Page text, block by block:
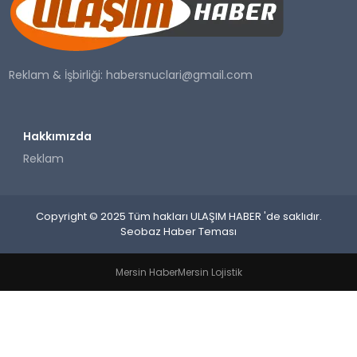
SAĞLIK
YAŞAM
Reklam & İşbirliği:habersnuclari@gmail.com
Hakkımızda
Reklam
Copyright © 2025 Tüm hakları ULAŞIM HABER 'de saklıdır.
Seobaz Haber Teması
Mersin HaberMersin Lojistik